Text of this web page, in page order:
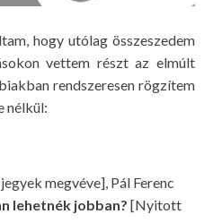
hogy utólag összeszedem
vettem részt az elmúlt
rendszeresen rögzítem
nélkül:
megvéve], Pál Ferenc
lehetnék jobban? [Nyitott